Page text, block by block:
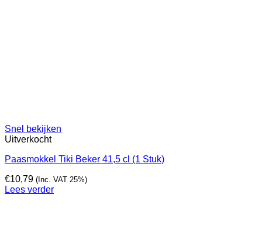
Snel bekijken
Uitverkocht
Paasmokkel Tiki Beker 41,5 cl (1 Stuk)
€10,79 (Inc. VAT 25%)
Lees verder